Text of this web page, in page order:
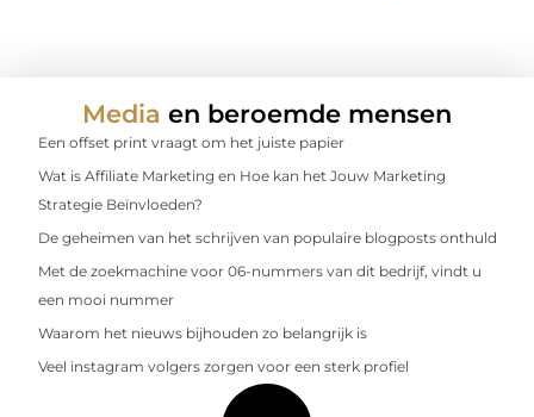
Media en beroemde mensen
Een offset print vraagt om het juiste papier
Wat is Affiliate Marketing en Hoe kan het Jouw Marketing
Strategie Beïnvloeden?
De geheimen van het schrijven van populaire blogposts onthuld
Met de zoekmachine voor 06-nummers van dit bedrijf, vindt u
een mooi nummer
Waarom het nieuws bijhouden zo belangrijk is
Veel instagram volgers zorgen voor een sterk profiel